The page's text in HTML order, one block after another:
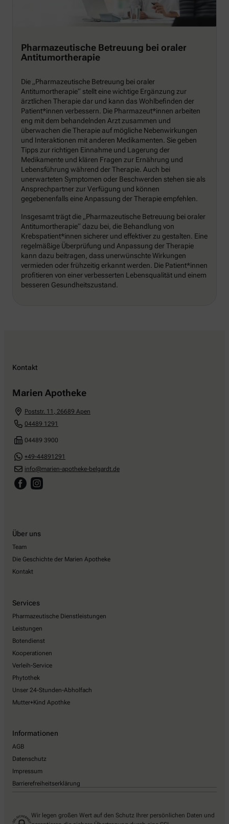
Pharmazeutische Betreuung bei oraler
Antitumortherapie
Die „Pharmazeutische Betreuung bei oraler
Antitumortherapie“ stellt eine wichtige Ergänzung zur
ärztlichen Therapie dar und kann das Wohlbefinden der
Patient*innen verbessern. Die Pharmazeut*innen arbeiten
eng mit dem behandelnden Arzt zusammen und
überwachen die Therapie auf mögliche Nebenwirkungen
und Interaktionen mit anderen Medikamenten. Sie geben
Tipps zur richtigen Einnahme und Lagerung der
Medikamente und klären Fragen zur Ernährung und
Lebensführung während der Therapie. Auch bei
unerwarteten Symptomen oder Beschwerden stehen sie als
Ansprechpartner zur Verfügung und können
gegebenenfalls eine Anpassung der Therapie empfehlen.
Insgesamt trägt die „Pharmazeutische Betreuung bei oraler
Antitumortherapie“ dazu bei, die Behandlung von
Krebspatient*innen sicherer und effektiver zu gestalten. Eine
regelmäßige Überprüfung und Anpassung der Therapie
kann dazu beitragen, dass unerwünschte Wirkungen
vermieden oder frühzeitig erkannt werden. Die Patient*innen
profitieren von einer verbesserten Lebensqualität und einem
besseren Gesundheitszustand.
Kontakt
Marien Apotheke
Poststr. 11 , 26689 Apen
04489 1291
04489 3900
+49-44891291
info@marien-apotheke-belgardt.de
Über uns
Team
Die Geschichte der Marien Apotheke
Kontakt
Services
Pharmazeutische Dienstleistungen
Leistungen
Botendienst
Kooperationen
Verleih-Service
Phytothek
Unser 24-Stunden-Abholfach
Mutter+Kind Apothke
Informationen
AGB
Datenschutz
Impressum
Barrierefreiheitserklärung
Wir legen großen Wert auf den Schutz Ihrer persönlichen Daten und